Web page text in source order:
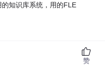
知识库系统，用的FLE
赞